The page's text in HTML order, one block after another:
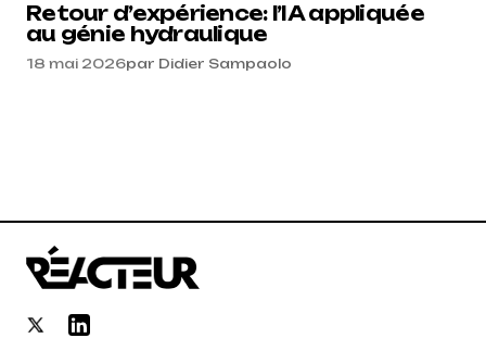
Retour d’expérience: l’IA appliquée
au génie hydraulique
18 mai 2026par Didier Sampaolo